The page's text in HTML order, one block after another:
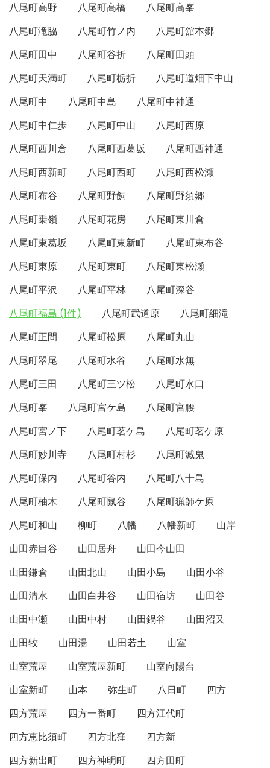
八尾町高野
八尾町高橋
八尾町高峯
八尾町滝脇
八尾町竹ノ内
八尾町舘本郷
八尾町田中
八尾町谷折
八尾町田頭
八尾町天満町
八尾町栃折
八尾町道畑下中山
八尾町中
八尾町中島
八尾町中神通
八尾町中仁歩
八尾町中山
八尾町西原
八尾町西川倉
八尾町西葛坂
八尾町西神通
八尾町西新町
八尾町西町
八尾町西松瀬
八尾町布谷
八尾町野飼
八尾町野須郷
八尾町乗嶺
八尾町花房
八尾町東川倉
八尾町東葛坂
八尾町東新町
八尾町東布谷
八尾町東原
八尾町東町
八尾町東松瀬
八尾町平沢
八尾町平林
八尾町深谷
八尾町福島 (1件)
八尾町武道原
八尾町細滝
八尾町正間
八尾町松原
八尾町丸山
八尾町翠尾
八尾町水谷
八尾町水無
八尾町三田
八尾町三ツ松
八尾町水口
八尾町峯
八尾町宮ケ島
八尾町宮腰
八尾町宮ノ下
八尾町茗ケ島
八尾町茗ケ原
八尾町妙川寺
八尾町村杉
八尾町滅鬼
八尾町保内
八尾町谷内
八尾町八十島
八尾町柚木
八尾町鼠谷
八尾町猟師ケ原
八尾町和山
柳町 八幡 八幡新町
山岸
山田赤目谷
山田居舟
山田今山田
山田鎌倉
山田北山 山田小島
山田小谷
山田清水
山田白井谷 山田宿坊
山田谷
山田中瀬
山田中村 山田鍋谷
山田沼又
山田牧
山田湯 山田若土
山室
山室荒屋
山室荒屋新町
山室向陽台
山室新町
山本 弥生町 八日町
四方
四方荒屋
四方一番町
四方江代町
四方恵比須町
四方北窪
四方新
四方新出町
四方神明町
四方田町